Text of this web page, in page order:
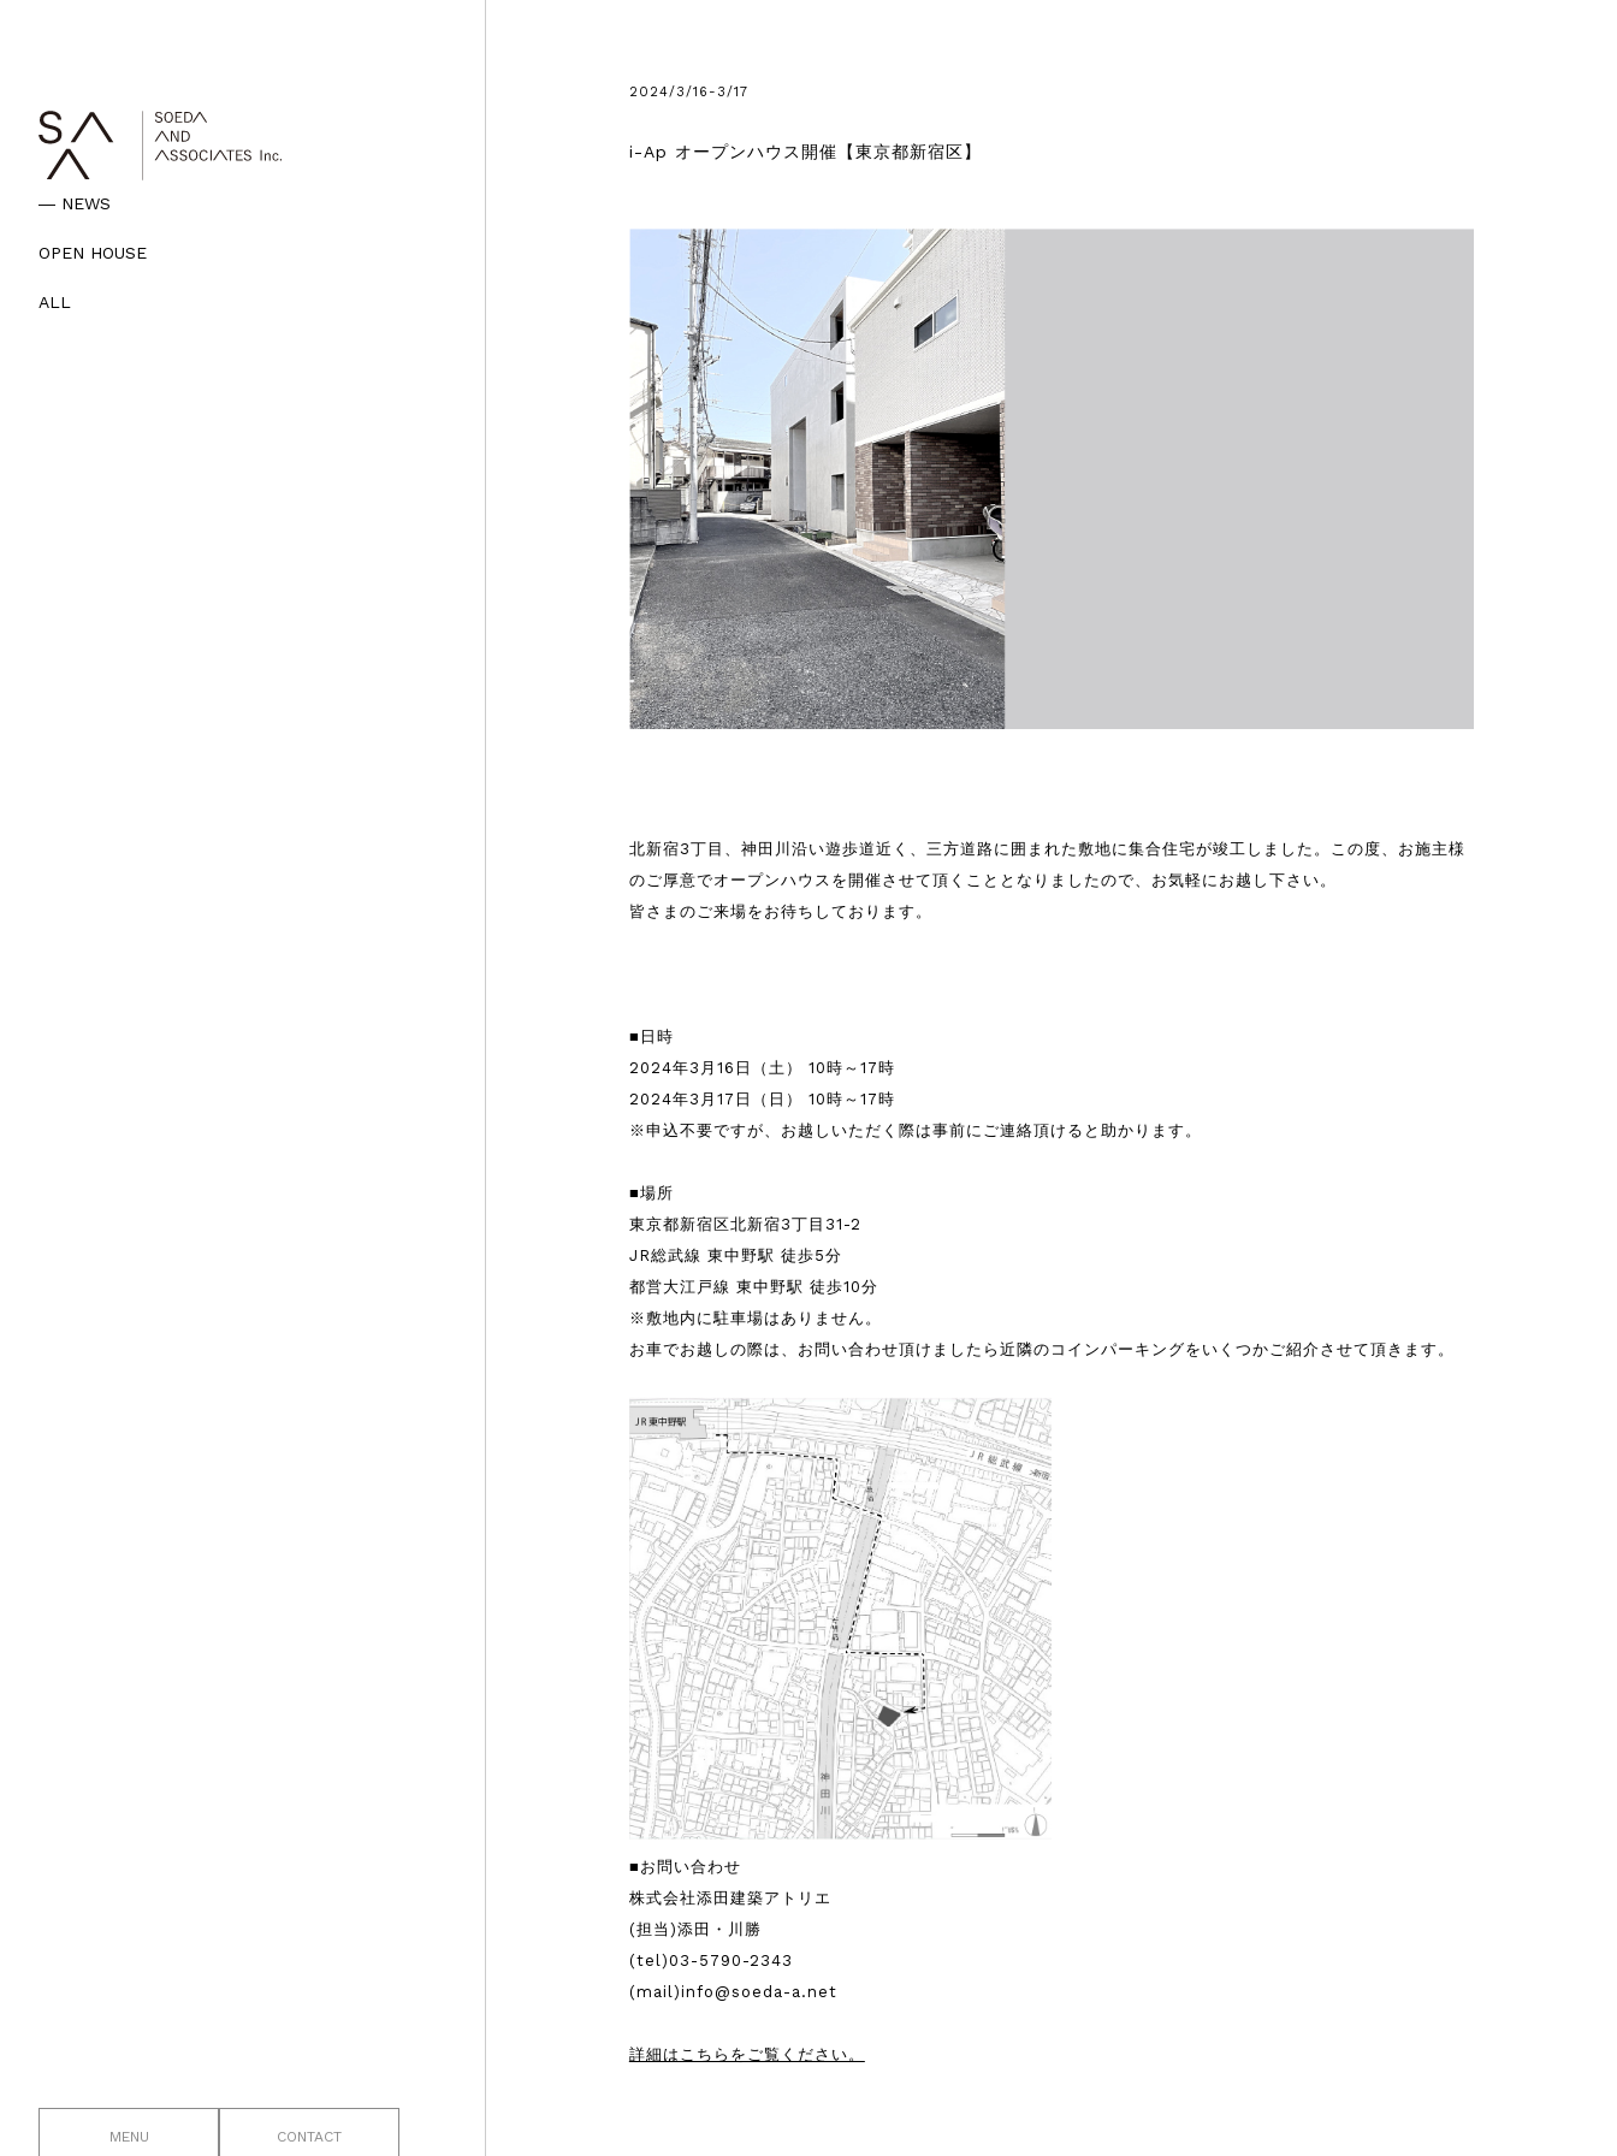
― NEWS
OPEN HOUSE
ALL
2024/3/16-3/17
i-Ap オープンハウス開催【東京都新宿区】
北新宿3丁目、神田川沿い遊歩道近く、三方道路に囲まれた敷地に集合住宅が竣工しました。この度、お施主様
のご厚意でオープンハウスを開催させて頂くこととなりましたので、お気軽にお越し下さい。
皆さまのご来場をお待ちしております。
■日時
2024年3月16日（土） 10時～17時
2024年3月17日（日） 10時～17時
※申込不要ですが、お越しいただく際は事前にご連絡頂けると助かります。
■場所
東京都新宿区北新宿3丁目31-2
JR総武線 東中野駅 徒歩5分
都営大江戸線 東中野駅 徒歩10分
※敷地内に駐車場はありません。
お車でお越しの際は、お問い合わせ頂けましたら近隣のコインパーキングをいくつかご紹介させて頂きます。
■お問い合わせ
株式会社添田建築アトリエ
(担当)添田・川勝
(tel)03-5790-2343
(mail)info@soeda-a.net
詳細はこちらをご覧ください。